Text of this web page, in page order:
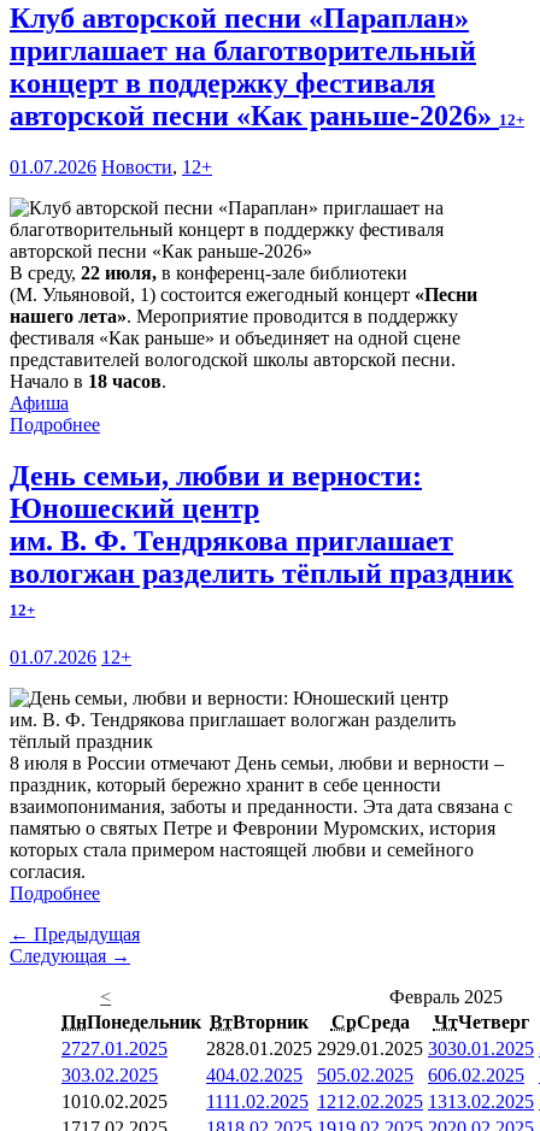
Клуб авторской песни «Параплан»
приглашает на благотворительный
концерт в поддержку фестиваля
авторской песни «Как раньше-2026» 12+
01.07.2026 Новости, 12+
В среду, 22 июля, в конференц-зале библиотеки
(М. Ульяновой, 1) состоится ежегодный концерт «Песни
нашего лета». Мероприятие проводится в поддержку
фестиваля «Как раньше» и объединяет на одной сцене
представителей вологодской школы авторской песни.
Начало в 18 часов.
Афиша
Подробнее
День семьи, любви и верности:
Юношеский центр
им. В. Ф. Тендрякова приглашает
вологжан разделить тёплый праздник
12+
01.07.2026 12+
8 июля в России отмечают День семьи, любви и верности –
праздник, который бережно хранит в себе ценности
взаимопонимания, заботы и преданности. Эта дата связана с
памятью о святых Петре и Февронии Муромских, история
которых стала примером настоящей любви и семейного
согласия.
Подробнее
← Предыдущая
Следующая →
<
Февраль 2025
ПнПонедельник ВтВторник СрСреда ЧтЧетверг
2727.01.2025 2828.01.2025 2929.01.2025 3030.01.2025
303.02.2025 404.02.2025 505.02.2025 606.02.2025
1010.02.2025 1111.02.2025 1212.02.2025 1313.02.2025